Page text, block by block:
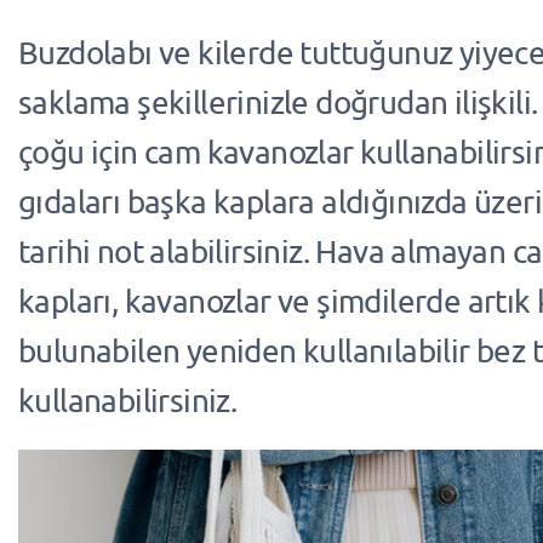
Buzdolabı ve kilerde tuttuğunuz
saklama şekillerinizle doğrudan ilişkili.
çoğu için cam kavanozlar
gıdaları başka kaplara aldığınızda
tarihi not alabilirsiniz. Hava almayan
kapları, kavanozlar ve şimdilerde artık
bulunabilen yeniden kullanılabilir bez
kullanabilirsiniz.